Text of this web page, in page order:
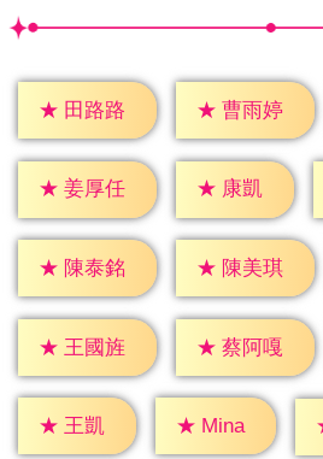
★ 田路路 ★ 曹雨婷
★ 姜厚任 ★ 康凱
★ 陳泰銘 ★ 陳美琪
★ 王國旌 ★ 蔡阿嘎
★ 王凱 ★ Mina